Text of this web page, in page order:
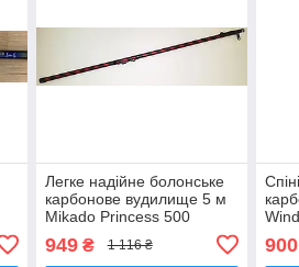
Легке надійне болонське
карбонове вудилище 5 м
Mikado Princess 500
949₴ 1 116 ₴ 900